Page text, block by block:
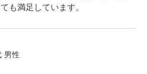
ントン条約を元に適正に輸入され
も満足しています。
男性